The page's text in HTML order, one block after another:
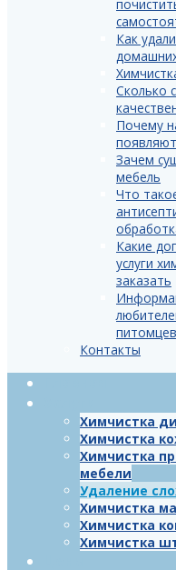
Как
Сколько
Почему
Зачем
мебель
Что
Какие
услуги
заказать
питомцев
Контакты
Химчистка
Химчистка
Химчистка
мебели
Удаление
Химчистка
Химчистка
Химчистка